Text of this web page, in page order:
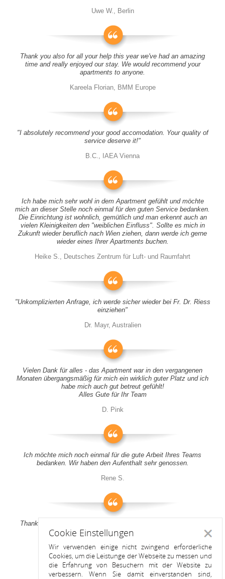
Uwe W., Berlin
Thank you also for all your help this year we've had an amazing
time and really enjoyed our stay. We would recommend your
apartments to anyone.
Kareela Florian, BMM Europe
"I absolutely recommend your good accomodation. Your quality of
service deserve it!"
B.C., IAEA Vienna
Ich habe mich sehr wohl in dem Apartment gefühlt und möchte
mich an dieser Stelle noch einmal für den guten Service bedanken.
Die Einrichtung ist wohnlich, gemütlich und man erkennt auch an
vielen Kleinigkeiten den "weiblichen Einfluss". Sollte es mich in
Zukunft wieder beruflich nach Wien ziehen, dann werde ich gerne
wieder eines Ihrer Apartments buchen.
Heike S., Deutsches Zentrum für Luft- und Raumfahrt
"Unkomplizierten Anfrage, ich werde sicher wieder bei Fr. Dr. Riess
einziehen"
Dr. Mayr, Australien
Vielen Dank für alles - das Apartment war in den vergangenen
Monaten übergangsmäßig für mich ein wirklich guter Platz und ich
habe mich auch gut betreut gefühlt!
Alles Gute für Ihr Team
D. Pink
Ich möchte mich noch einmal für die gute Arbeit Ihres Teams
bedanken. Wir haben den Aufenthalt sehr genossen.
Rene S.
Thank you all for your support! It was a pleasure to stay at your
apartment
Anitah S.
Cookie Einstellungen
Wir verwenden einige nicht zwingend erforderliche
Cookies, um die Leistunge der Webseite zu messen und
die Erfahrung von Besuchern mit der Website zu
verbessern. Wenn Sie damit einverstanden sind,